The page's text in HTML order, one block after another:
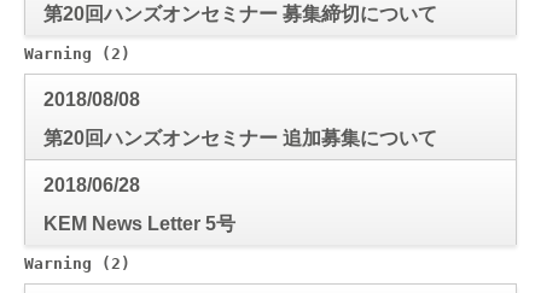
第20回ハンズオンセミナー 募集締切について
Warning (2)
2018/08/08
第20回ハンズオンセミナー 追加募集について
2018/06/28
KEM News Letter 5号
Warning (2)